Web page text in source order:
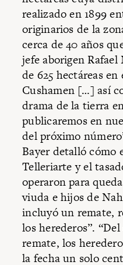
realizado en 1899
originarios de la
cerca de 40 años
jefe aborigen
de 625 hectáreas
Cushamen […] así
drama de la tierra
publicaremos en
del próximo
Bayer detalló cómo
Telleriarte y el
operaron para
viuda e hijos de
incluyó un remate,
los herederos”.
remate, los
la fecha un solo